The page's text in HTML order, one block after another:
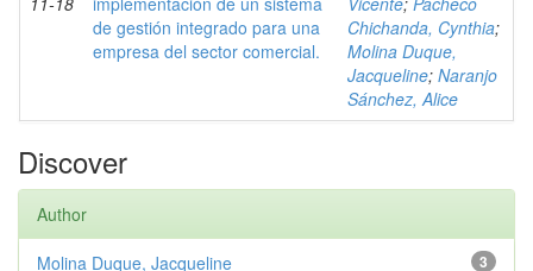
de gestión integrado para una
empresa del sector comercial.
Chichanda, Cynthia;
Molina Duque,
Jacqueline; Naranjo
Sánchez, Alice
Discover
Author
3
Molina Duque, Jacqueline